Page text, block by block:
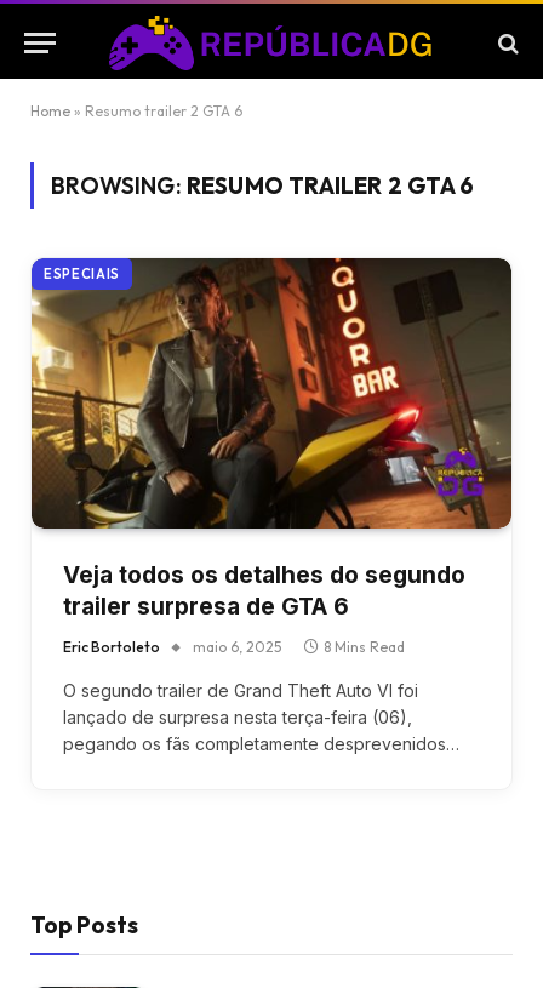
Home » Resumo trailer 2 GTA 6
BROWSING: RESUMO TRAILER 2 GTA 6
ESPECIAIS
Veja todos os detalhes do segundo
trailer surpresa de GTA 6
Eric Bortoleto maio 6, 2025 8 Mins Read
O segundo trailer de Grand Theft Auto VI foi
lançado de surpresa nesta terça-feira (06),
pegando os fãs completamente desprevenidos…
Top Posts